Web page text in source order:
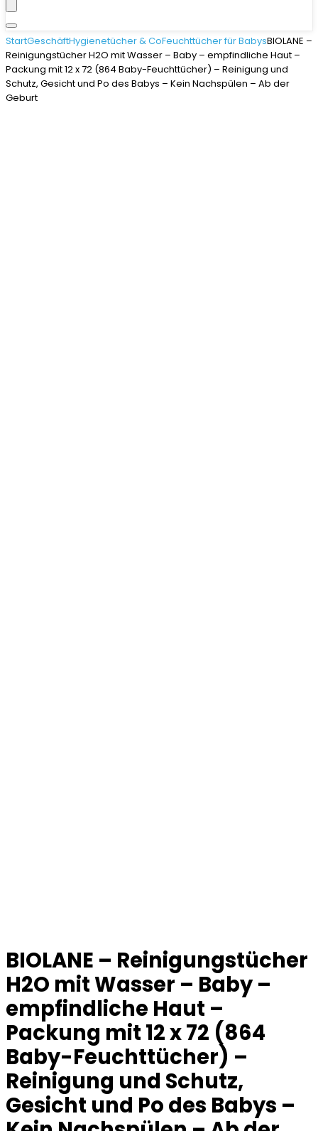
StartGeschäftHygienetücher & CoFeuchttücher für BabysBIOLANE –
Reinigungstücher H2O mit Wasser – Baby – empfindliche Haut –
Packung mit 12 x 72 (864 Baby-Feuchttücher) – Reinigung und
Schutz, Gesicht und Po des Babys – Kein Nachspülen – Ab der
Geburt
BIOLANE – Reinigungstücher
H2O mit Wasser – Baby –
empfindliche Haut –
Packung mit 12 x 72 (864
Baby-Feuchttücher) –
Reinigung und Schutz,
Gesicht und Po des Babys –